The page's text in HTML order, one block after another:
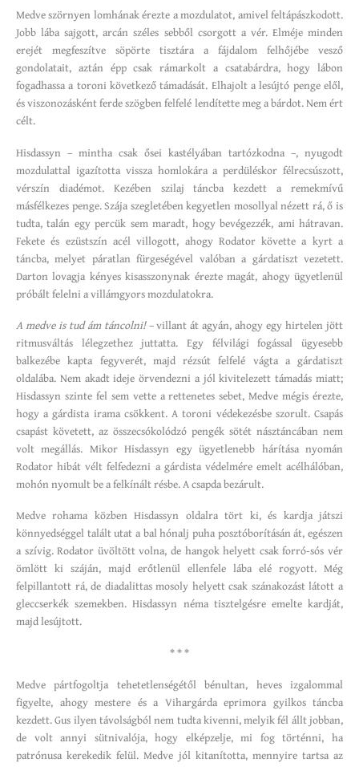
Medve szörnyen lomhának érezte a mozdulatot, amivel feltápászkodott.
Jobb lába sajgott, arcán széles sebből csorgott a vér. Elméje minden
erejét megfeszítve söpörte tisztára a fájdalom felhőjébe vesző
gondolatait, aztán épp csak rámarkolt a csatabárdra, hogy lábon
fogadhassa a toroni következő támadását. Elhajolt a lesújtó penge elől,
és viszonozásként ferde szögben felfelé lendítette meg a bárdot. Nem ért
célt.
Hisdassyn – mintha csak ősei kastélyában tartózkodna –, nyugodt
mozdulattal igazította vissza homlokára a perdüléskor félrecsúszott,
vérszín diadémot. Kezében szilaj táncba kezdett a remekmívű
másfélkezes penge. Szája szegletében kegyetlen mosollyal nézett rá, ő is
tudta, talán egy percük sem maradt, hogy bevégezzék, ami hátravan.
Fekete és ezüstszín acél villogott, ahogy Rodator követte a kyrt a
táncba, melyet páratlan fürgeségével valóban a gárdatiszt vezetett.
Darton lovagja kényes kisasszonynak érezte magát, ahogy ügyetlenül
próbált felelni a villámgyors mozdulatokra.
A medve is tud ám táncolni!– villant át agyán, ahogy egy hirtelen jött
ritmusváltás lélegzethez juttatta. Egy félvilági fogással ügyesebb
balkezébe kapta fegyverét, majd rézsút felfelé vágta a gárdatiszt
oldalába. Nem akadt ideje örvendezni a jól kivitelezett támadás miatt;
Hisdassyn szinte fel sem vette a rettenetes sebet, Medve mégis érezte,
hogy a gárdista irama csökkent. A toroni védekezésbe szorult. Csapás
csapást követett, az összecsókolódzó pengék sötét násztáncában nem
volt megállás. Mikor Hisdassyn egy ügyetlenebb hárítása nyomán
Rodator hibát vélt felfedezni a gárdista védelmére emelt acélhálóban,
mohón nyomult be a felkínált résbe. A csapda bezárult.
Medve rohama közben Hisdassyn oldalra tört ki, és kardja játszi
könnyedséggel talált utat a bal hónalj puha posztóborításán át, egészen
a szívig. Rodator üvöltött volna, de hangok helyett csak forró-sós vér
ömlött ki száján, majd erőtlenül ellenfele lába elé rogyott. Még
felpillantott rá, de diadalittas mosoly helyett csak szánakozást látott a
gleccserkék szemekben. Hisdassyn néma tisztelgésre emelte kardját,
majd lesújtott.
* * *
Medve pártfogoltja tehetetlenségétől bénultan, heves izgalommal
figyelte, ahogy mestere és a Vihargárda eprimora gyilkos táncba
kezdett. Gus ilyen távolságból nem tudta kivenni, melyik fél állt jobban,
de volt annyi sütnivalója, hogy elképzelje, mi fog történni, ha
patrónusa kerekedik felül. Medve jól kitanította, mennyire tartsa az